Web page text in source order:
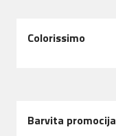
Colorissimo
Barvita promocija